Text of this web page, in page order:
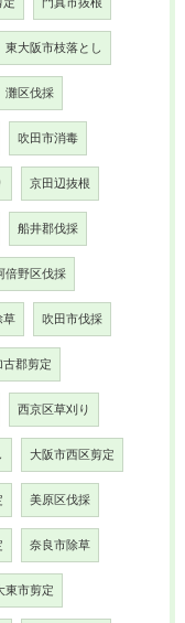
東大阪市枝落とし
灘区伐採
吹田市消毒
京田辺抜根
船井郡伐採
倍野区伐採
草 吹田市伐採
古郡剪定
西京区草刈り
大阪市西区剪定
美原区伐採
奈良市除草
東市剪定